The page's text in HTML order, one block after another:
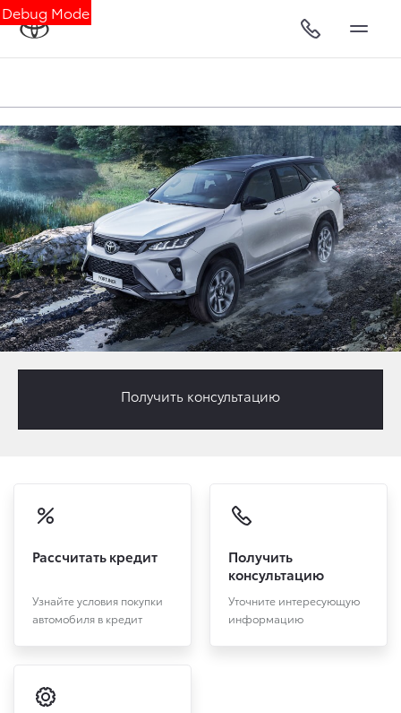
Debug Mode
Рассчитать кредит
Узнайте условия покупки
автомобиля в кредит
Получить
консультацию
Уточните интересующую
информацию